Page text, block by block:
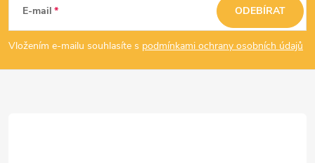
p
E-mail
Vložením e-mailu souhlasíte s podmínkami ochrany osobních údajů
ODEBÍRAT